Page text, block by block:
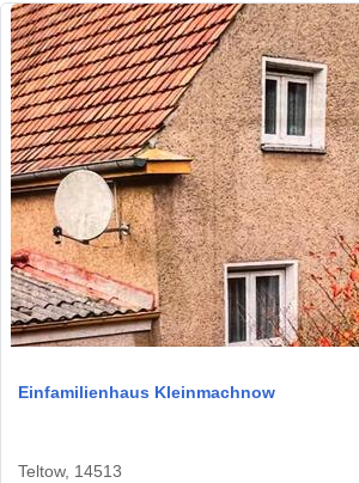
Einfamilienhaus Kleinmachnow
Teltow, 14513